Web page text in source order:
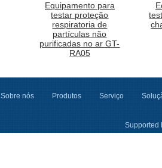
Equipamento para
testar proteção
respiratoria de
partículas não
purificadas no ar GT-
RA05
Sobre nós Produtos Serviço
Supported